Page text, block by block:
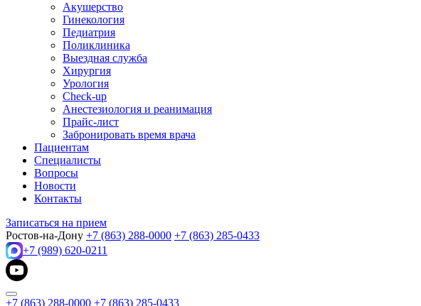
Акушерство
Гинекология
Педиатрия
Поликлиника
Выездная служба
Хирургия
Урология
Check-up
Анестезиология и реанимация
Прайс-лист
Забронировать время врача
Пациентам
Специалисты
Вопросы
Новости
Контакты
Записаться на прием
Ростов-на-Дону +7 (863) 288-0000 +7 (863) 285-0433
+7 (989) 620-0211
+7 (863) 288-0000 +7 (863) 285-0433